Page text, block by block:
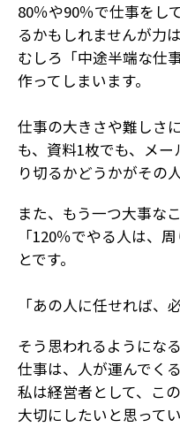
80％や90％で仕事をし
るかもしれませんが力
むしろ「中途半端な仕
作ってしまいます。
仕事の大きさや難しさ
も、資料1枚でも、メ
り切るかどうかがその
また、もう一つ大事な
「120％でやる人は、
とです。
「あの人に任せれば、
そう思われるようにな
仕事は、人が運んでく
私は経営者として、こ
大切にしたいと思ってい